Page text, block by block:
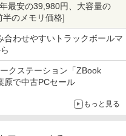
最安の39,980円、大容量の
半のメモリ価格]
合わせやすいトラックボールマ
クステーション「ZBook
原で中古PCセール
もっと見る